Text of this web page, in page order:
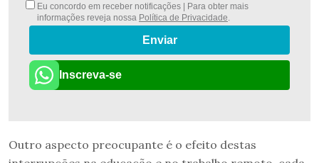
Eu concordo em receber notificações | Para obter mais
informações reveja nossa Política de Privacidade
Enviar
Inscreva-se
Outro aspecto preocupante é o efeito destas